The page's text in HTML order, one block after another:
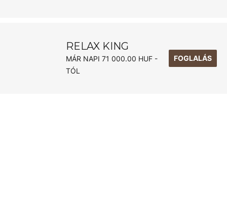
RELAX KING
MÁR NAPI 71 000.00 HUF -
TÓL
FOGLALÁS